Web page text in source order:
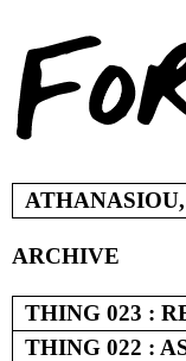
content
ARCHIVE
THING 023 :
THING 022 :